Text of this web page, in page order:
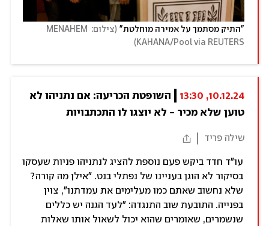
"התיק מסתמך על אמירה מוחלטת" (
צילום: MENAHEM
KAHANA/Pool via REUTERS
)
10.12.24, 13:30
טוען שלא מכיר - לא יוצגו לו התכתבויות
שילה פריד
עו"ד חדד ביקש פעם נוספת להציג לנתניהו פניות שעסקו
בסיקור לא הוגן בעניינו של נפתלי בנט. "אילן מה קורה?
שלא נחשוב שאתם כמו מעלימים את עמדתנו", צוין
בפנייה. התובעת שוב התנגדה: "לעד הגנה יש כללים
שנשמרים, שאומרים שהוא יכול לשאול אותו שאלות